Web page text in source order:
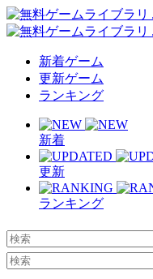
新着ゲーム
更新ゲーム
ランキング
新着
更新
ランキング